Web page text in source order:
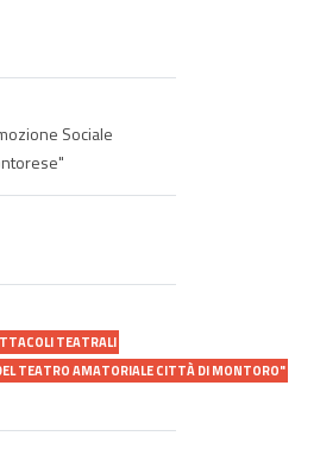
Sociale
TEATRALI
TEATRO AMATORIALE CITTÀ DI MONTORO"